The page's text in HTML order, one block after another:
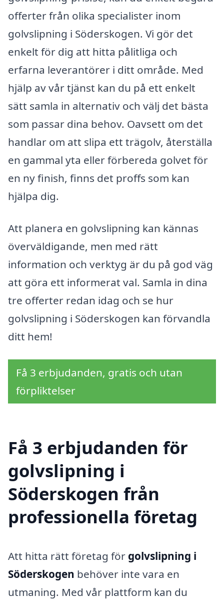
offerter från olika specialister inom
golvslipning i Söderskogen. Vi gör det
enkelt för dig att hitta pålitliga och
erfarna leverantörer i ditt område. Med
hjälp av vår tjänst kan du på ett enkelt
sätt samla in alternativ och välj det bästa
som passar dina behov. Oavsett om det
handlar om att slipa ett trägolv, återställa
en gammal yta eller förbereda golvet för
en ny finish, finns det proffs som kan
hjälpa dig.
Att planera en golvslipning kan kännas
överväldigande, men med rätt
information och verktyg är du på god väg
att göra ett informerat val. Samla in dina
tre offerter redan idag och se hur
golvslipning i Söderskogen kan förvandla
ditt hem!
Få 3 erbjudanden, gratis och utan
förpliktelser
Få 3 erbjudanden för
golvslipning i
Söderskogen från
professionella företag
Att hitta rätt företag för golvslipning i
Söderskogen behöver inte vara en
utmaning. Med vår plattform kan du